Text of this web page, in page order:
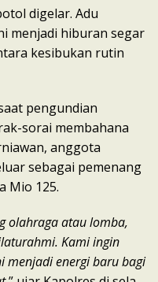
digelar. Adu
menjadi hiburan segar
kesibukan rutin
pengundian
sorai membahana
anggota
sebagai pemenang
Mio 125.
olahraga atau lomba,
Kami ingin
menjadi energi baru bagi